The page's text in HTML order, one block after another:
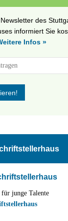
des
informiert Sie
Infos »
junge Talente